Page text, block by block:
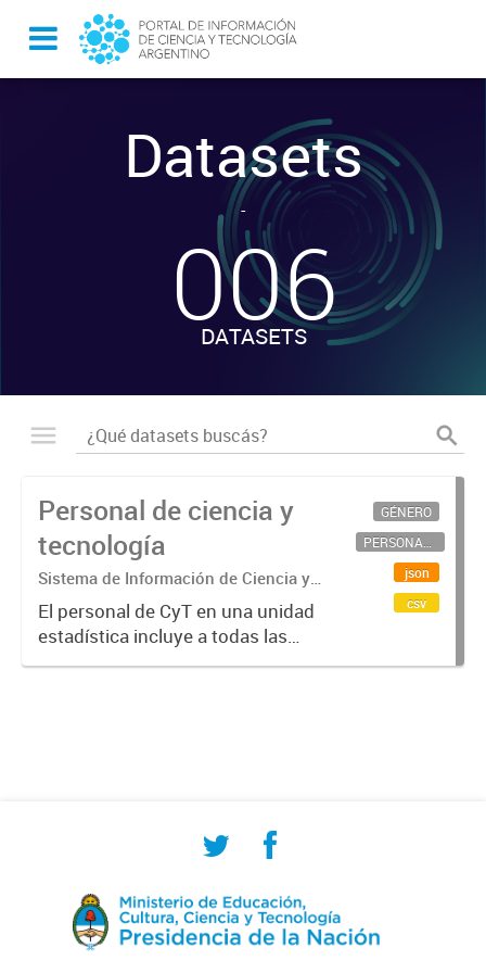
Datasets
-
006
DATASETS
Personal de ciencia y
tecnología
Sistema de Información de Ciencia y
Tecnología Argentino (SICYTAR)
El personal de CyT en una unidad
estadística incluye a todas las
personas involucradas
GÉNERO
PERSONAL CIENTÍFICO-TECNOLÓGICO
json
csv